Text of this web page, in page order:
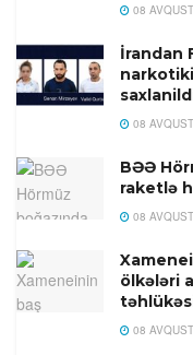
08
İrandan
08
BƏƏ
raketlə
08
ölkələri
08